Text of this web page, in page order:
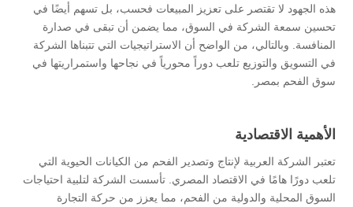
هذه الجهود لا تقتصر على تعزيز المبيعات فحسب، بل تسهم أيضًا في
تحسين سمعة الشركة في السوق، مما يضمن أن تبقى في صدارة
المنافسة. وبالتالي، من الواضح أن الاستراتيجيات التي تتبناها الشركة
في التسويق والتوزيع تلعب دوراً محورياً في نجاحها واستمراريتها في
سوق الفحم بمصر.
الأهمية الاقتصادية
تعتبر الشركة العربية لإنتاج وتصدير الفحم من الكيانات الحيوية التي
تلعب دورًا هامًا في الاقتصاد المصري. تأسست الشركة لتلبية احتياجات
السوق المحلية والدولية من الفحم، مما يعزز من حركة التجارة